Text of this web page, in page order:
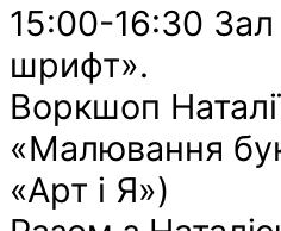
15:00-16:30
шрифт».
Воркшоп
«Малювання
«Арт і Я»)